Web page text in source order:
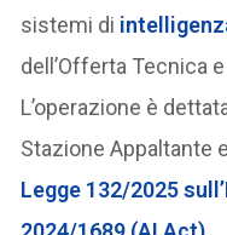
sistemi di
dell’Offerta Tecnica
L’operazione è
Stazione Appaltante
Legge 132/2025